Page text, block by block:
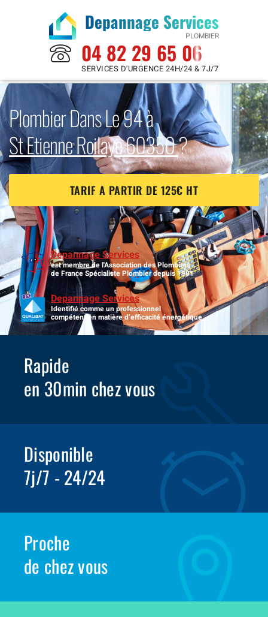
Depannage Services
PLOMBIER
04 82 29 65 06
SERVICES D'URGENCE 24H/24 & 7J/7
Plombier Dans Le 94 à
St Etienne Roilaye 60350?
TARIF A PARTIR DE 125€ HT
Depannage Services
est membre de l'Association des Plombiers
de France Spécialiste Plombier depuis 1981
Depannage Services
Identifié comme un professionnel
compétent en matière d’efficacité énergétique.
Rapide
en 30min chez vous
Disponible
7j/7 - 24/24
Proche
de chez vous